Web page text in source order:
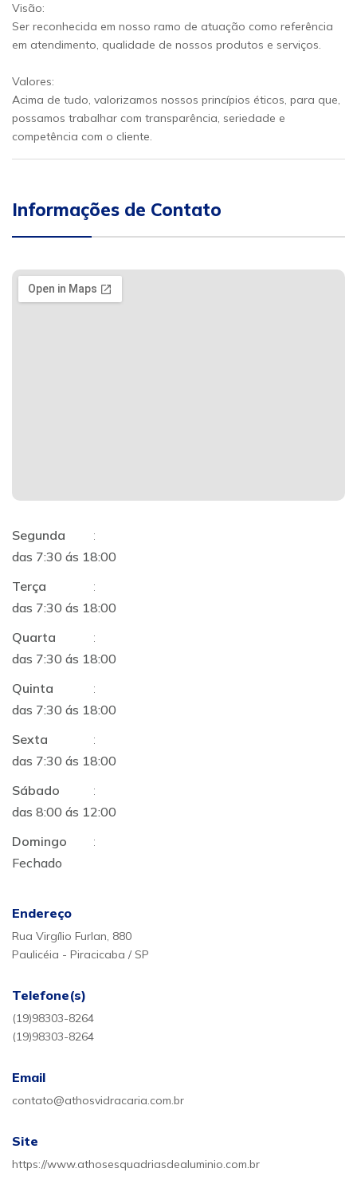
Visão:
Ser reconhecida em nosso ramo de atuação como referência
em atendimento, qualidade de nossos produtos e serviços.
Valores:
Acima de tudo, valorizamos nossos princípios éticos, para que,
possamos trabalhar com transparência, seriedade e
competência com o cliente.
Informações de Contato
Segunda
:
das 7:30 ás 18:00
Terça
:
das 7:30 ás 18:00
Quarta
:
das 7:30 ás 18:00
Quinta
:
das 7:30 ás 18:00
Sexta
:
das 7:30 ás 18:00
Sábado
:
das 8:00 ás 12:00
Domingo
:
Fechado
Endereço
Rua Virgílio Furlan, 880
Paulicéia - Piracicaba / SP
Telefone(s)
(19)98303-8264
(19)98303-8264
Email
contato@athosvidracaria.com.br
Site
https://www.athosesquadriasdealuminio.com.br